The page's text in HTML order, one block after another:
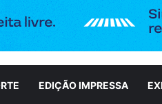
EDIÇÃO IMPRESSA